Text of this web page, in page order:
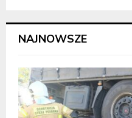
NAJNOWSZE